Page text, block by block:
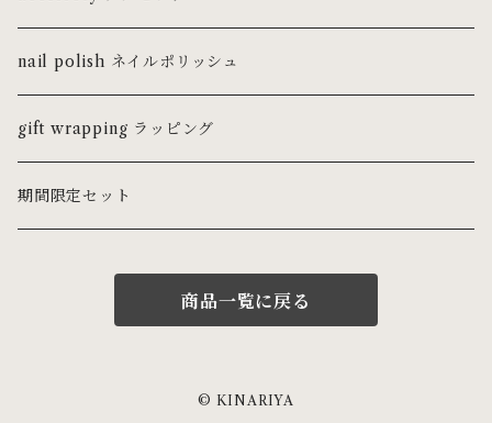
ring リング
ピンキーリング
necklace ネックレス・チョーカー
pierce ピアス
earcuff イヤーカフ
bracelet ブレスレット・バングル
nail polish ネイルポリッシュ
gift wrapping ラッピング
期間限定セット
商品一覧に戻る
© KINARIYA